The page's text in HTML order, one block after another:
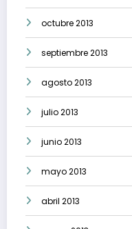
octubre 2013
septiembre 2013
agosto 2013
julio 2013
junio 2013
mayo 2013
abril 2013